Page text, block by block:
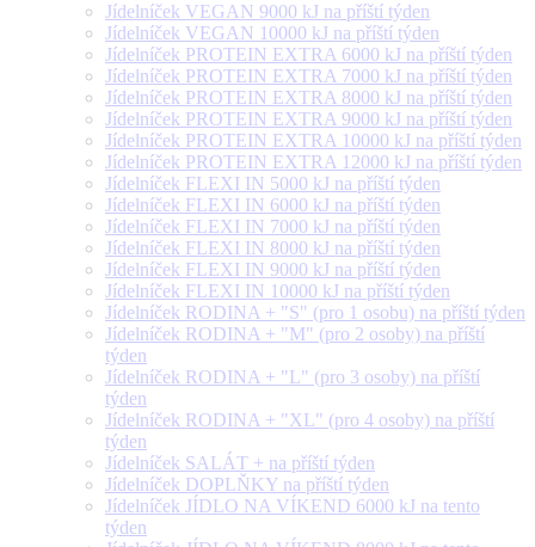
Jídelníček VEGAN 9000 kJ na příští týden
Jídelníček VEGAN 10000 kJ na příští týden
Jídelníček PROTEIN EXTRA 6000 kJ na příští týden
Jídelníček PROTEIN EXTRA 7000 kJ na příští týden
Jídelníček PROTEIN EXTRA 8000 kJ na příští týden
Jídelníček PROTEIN EXTRA 9000 kJ na příští týden
Jídelníček PROTEIN EXTRA 10000 kJ na příští týden
Jídelníček PROTEIN EXTRA 12000 kJ na příští týden
Jídelníček FLEXI IN 5000 kJ na příští týden
Jídelníček FLEXI IN 6000 kJ na příští týden
Jídelníček FLEXI IN 7000 kJ na příští týden
Jídelníček FLEXI IN 8000 kJ na příští týden
Jídelníček FLEXI IN 9000 kJ na příští týden
Jídelníček FLEXI IN 10000 kJ na příští týden
Jídelníček RODINA + "S" (pro 1 osobu) na příští týden
Jídelníček RODINA + "M" (pro 2 osoby) na příští
týden
Jídelníček RODINA + "L" (pro 3 osoby) na příští
týden
Jídelníček RODINA + "XL" (pro 4 osoby) na příští
týden
Jídelníček SALÁT + na příští týden
Jídelníček DOPLŇKY na příští týden
Jídelníček JÍDLO NA VÍKEND 6000 kJ na tento
týden